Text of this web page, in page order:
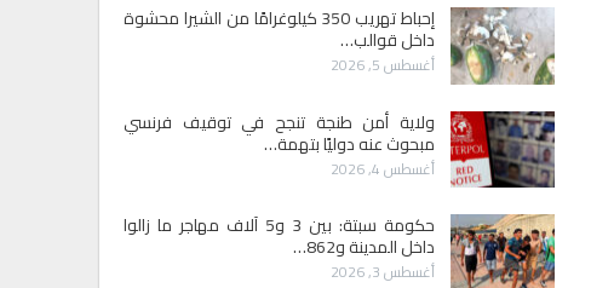
إحباط تهريب 350 كيلوغرامًا من الشيرا محشوة
داخل قوالب…
أغسطس 5, 2026
ولاية أمن طنجة تنجح في توقيف فرنسي
مبحوث عنه دوليًا بتهمة…
أغسطس 4, 2026
حكومة سبتة: بين 3 و5 آلاف مهاجر ما زالوا
داخل المدينة و862…
أغسطس 3, 2026